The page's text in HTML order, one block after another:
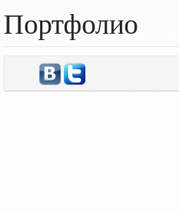
Портфолио